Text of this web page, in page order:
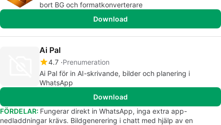
bort BG och formatkonverterare
Download
Ai Pal
4.7 Prenumeration
Ai Pal för in AI-skrivande, bilder och planering i
WhatsApp
Download
FÖRDELAR: Fungerar direkt in WhatsApp, inga extra app-
nedladdningar krävs. Bildgenerering i chatt med hjälp av en